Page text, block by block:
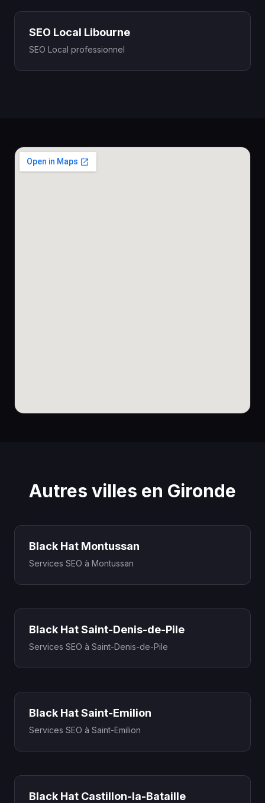
SEO Local Libourne
SEO Local professionnel
Autres villes en Gironde
Black Hat Montussan
Services SEO à Montussan
Black Hat Saint-Denis-de-Pile
Services SEO à Saint-Denis-de-Pile
Black Hat Saint-Emilion
Services SEO à Saint-Emilion
Black Hat Castillon-la-Bataille